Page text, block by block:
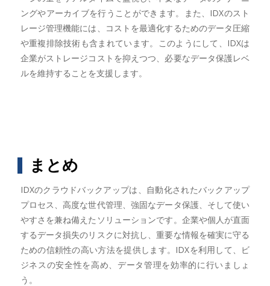
ングやアーカイブを行うことができます。また、IDXのスト
レージ管理機能には、コストを最適化するためのデータ圧縮
や重複排除技術も含まれています。このようにして、IDXは
企業がストレージコストを抑えつつ、必要なデータ保護レベ
ルを維持することを支援します。
まとめ
IDXのクラウドバックアップは、自動化されたバックアップ
プロセス、高度な世代管理、強固なデータ保護、そして使い
やすさを兼ね備えたソリューションです。企業や個人が直面
するデータ損失のリスクに対抗し、重要な情報を確実に守る
ための信頼性の高い方法を提供します。IDXを利用して、ビ
ジネスの安全性を高め、データ管理を効率的に行いましょ
う。